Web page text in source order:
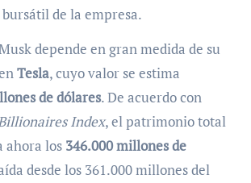
de la empresa.
depende en gran medida de su
Tesla, cuyo valor se estima
de dólares. De acuerdo con
Index, el patrimonio total
ahora los 346.000 millones de
desde los 361.000 millones del